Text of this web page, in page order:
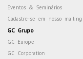
Eventos & Seminários
Cadastre-se em nosso mailing
GC Grupo
GC Europe
GC Corporation